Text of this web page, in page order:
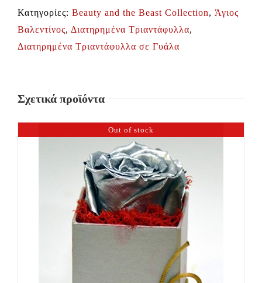
Κατηγορίες: Beauty and the Beast Collection, Άγιος
Βαλεντίνος, Διατηρημένα Τριαντάφυλλα,
Διατηρημένα Τριαντάφυλλα σε Γυάλα
Σχετικά προϊόντα
Out of stock